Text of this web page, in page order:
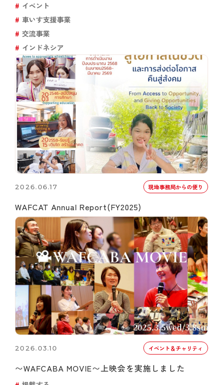
イベント
車いす支援事業
交流事業
インドネシア
2026.06.17 現地事務局からの便り
WAFCAT Annual Report(FY2025)
2026.03.10 イベント＆チャリティ
〜WAFCABA MOVIE〜上映会を実施しました